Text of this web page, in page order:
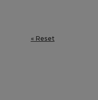
« Reset